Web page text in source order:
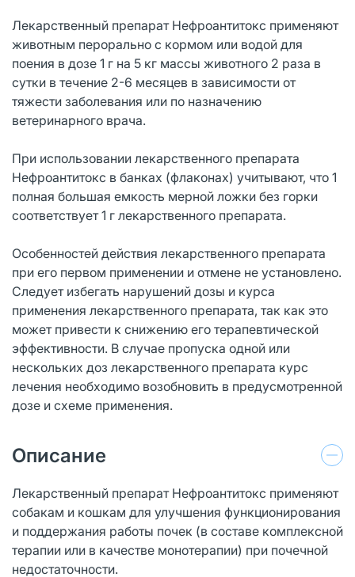
Лекарственный препарат Нефроантитокс применяют
животным перорально с кормом или водой для
поения в дозе 1 г на 5 кг массы животного 2 раза в
сутки в течение 2-6 месяцев в зависимости от
тяжести заболевания или по назначению
ветеринарного врача.
При использовании лекарственного препарата
Нефроантитокс в банках (флаконах) учитывают, что 1
полная большая емкость мерной ложки без горки
соответствует 1 г лекарственного препарата.
Особенностей действия лекарственного препарата
при его первом применении и отмене не установлено.
Следует избегать нарушений дозы и курса
применения лекарственного препарата, так как это
может привести к снижению его терапевтической
эффективности. В случае пропуска одной или
нескольких доз лекарственного препарата курс
лечения необходимо возобновить в предусмотренной
дозе и схеме применения.
Описание
Лекарственный препарат Нефроантитокс применяют
собакам и кошкам для улучшения функционирования
и поддержания работы почек (в составе комплексной
терапии или в качестве монотерапии) при почечной
недостаточности.